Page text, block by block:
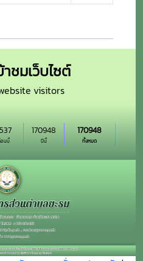
ชมเว็บไซต์
visitors
อนนี้ ปีนี้
170948
ทั้งหมด
170948